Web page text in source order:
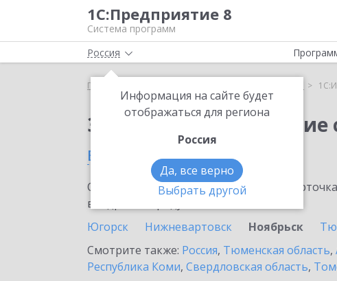
1С:Предприятие 8
Система программ
Россия
Информация на сайте будет
отображаться для региона
Россия
Да, все верно
Выбрать другой
Главная
Заказать 1С:Изменение
в Ноябрьске
Ознакомьтесь с информационными
внедрение продукта.
Югорск
Нижневартовск Ноябрьск
Смотрите также: Россия, Тюменская область,
Республика Коми, Свердловская область,